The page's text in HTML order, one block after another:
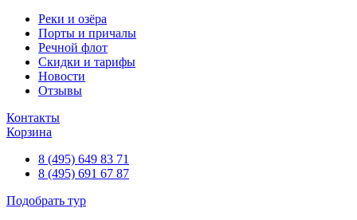
Реки и озёра
Порты и причалы
Речной флот
Скидки и тарифы
Новости
Отзывы
Контакты
Корзина
8 (495) 649 83 71
8 (495) 691 67 87
Подобрать тур